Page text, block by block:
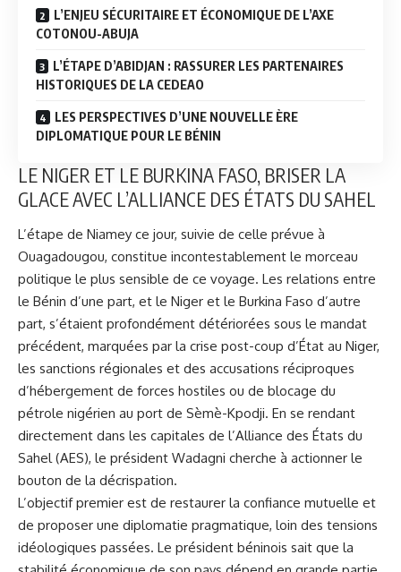
L’ENJEU SÉCURITAIRE ET ÉCONOMIQUE DE L’AXE
COTONOU-ABUJA
L’ÉTAPE D’ABIDJAN : RASSURER LES PARTENAIRES
HISTORIQUES DE LA CEDEAO
LES PERSPECTIVES D’UNE NOUVELLE ÈRE
DIPLOMATIQUE POUR LE BÉNIN
LE NIGER ET LE BURKINA FASO, BRISER LA
GLACE AVEC L’ALLIANCE DES ÉTATS DU SAHEL
L’étape de Niamey ce jour, suivie de celle prévue à
Ouagadougou, constitue incontestablement le morceau
politique le plus sensible de ce voyage. Les relations entre
le Bénin d’une part, et le Niger et le Burkina Faso d’autre
part, s’étaient profondément détériorées sous le mandat
précédent, marquées par la crise post-coup d’État au Niger,
les sanctions régionales et des accusations réciproques
d’hébergement de forces hostiles ou de blocage du
pétrole nigérien au port de Sèmè-Kpodji. En se rendant
directement dans les capitales de l’Alliance des États du
Sahel (AES), le président Wadagni cherche à actionner le
bouton de la décrispation.
L’objectif premier est de restaurer la confiance mutuelle et
de proposer une diplomatie pragmatique, loin des tensions
idéologiques passées. Le président béninois sait que la